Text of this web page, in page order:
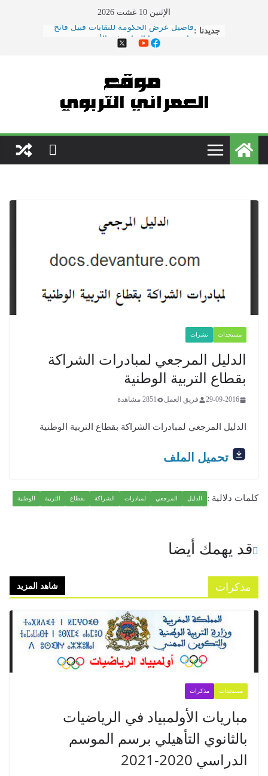
الإثنين 10 غشت 2026
جديدنا :هذا ما دار في اجتماع النقابات ووزارة
التربية الوطنية
الاحتجاجات
نقل مدير مؤسسة تعليمية بسلا إلى
المستعجلات بعد تعرضه لاعتداء \"همجي\"
من طرف والد تلميذ
التعليم دورة 2022
ماي ... ضمنها الزيادة في الأجور
مستجدات نشرات
الدليل المرجعي لمبادرات الشراكة
بقطاع التربية الوطنية
29-09-2016 فريق العمل 2851 مشاهدة
الدليل المرجعي لمبادرات الشراكة بقطاع التربية الوطنية
تحميل الملف
كلمات دلالية : الدليل المرجعي لمبادرات الشراكة بقطاع التربية الوطنية
قد يهمك أيضا
مذكرات شاهد المزيد
مستجدات مذكرات
مباريات الأولمبياد في الرياضيات
بالثانوي التأهيلي برسم الموسم
الدراسي 2020-2021